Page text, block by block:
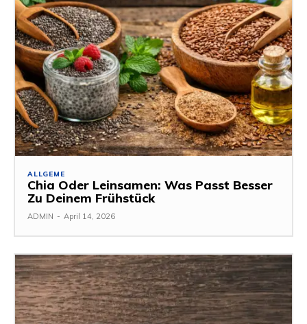
ALLGEME
Chia Oder Leinsamen: Was Passt Besser
Zu Deinem Frühstück
ADMIN - April 14, 2026